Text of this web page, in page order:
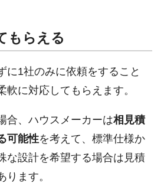
もらえる
に1社のみに依頼をすること
軟に対応してもらえます。
合、ハウスメーカーは相見積
可能性を考えて、標準仕様か
な設計を希望する場合は見積
ります。